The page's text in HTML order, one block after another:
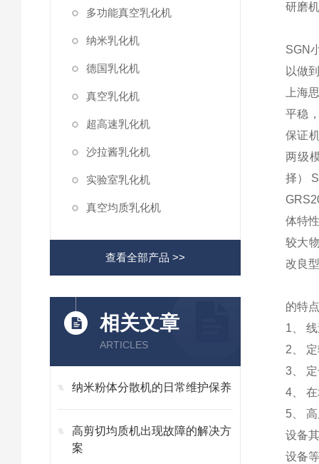
多功能真空乳化机
纳米乳化机
德国乳化机
真空乳化机
超高速乳化机
沙拉酱乳化机
实验室乳化机
真空均质乳化机
查看全部产品 >>
相关文章
ARTICLES
纳米粉体分散机的日常维护保养
高剪切均质机出现故障的解决方
案
研磨
SGN
以做
上海
平稳
保证
两级
择）
GRS
体特
较大
改良
的特
1
2
3
4
5
设备
设备